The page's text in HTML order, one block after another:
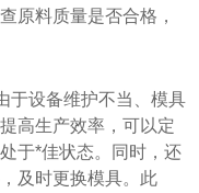
原料质量是否合格，
于设备维护不当、模具
高生产效率，可以定
于*佳状态。同时，还
及时更换模具。此